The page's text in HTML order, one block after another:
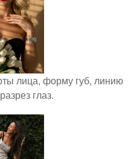
лица, форму губ, линию
глаз.